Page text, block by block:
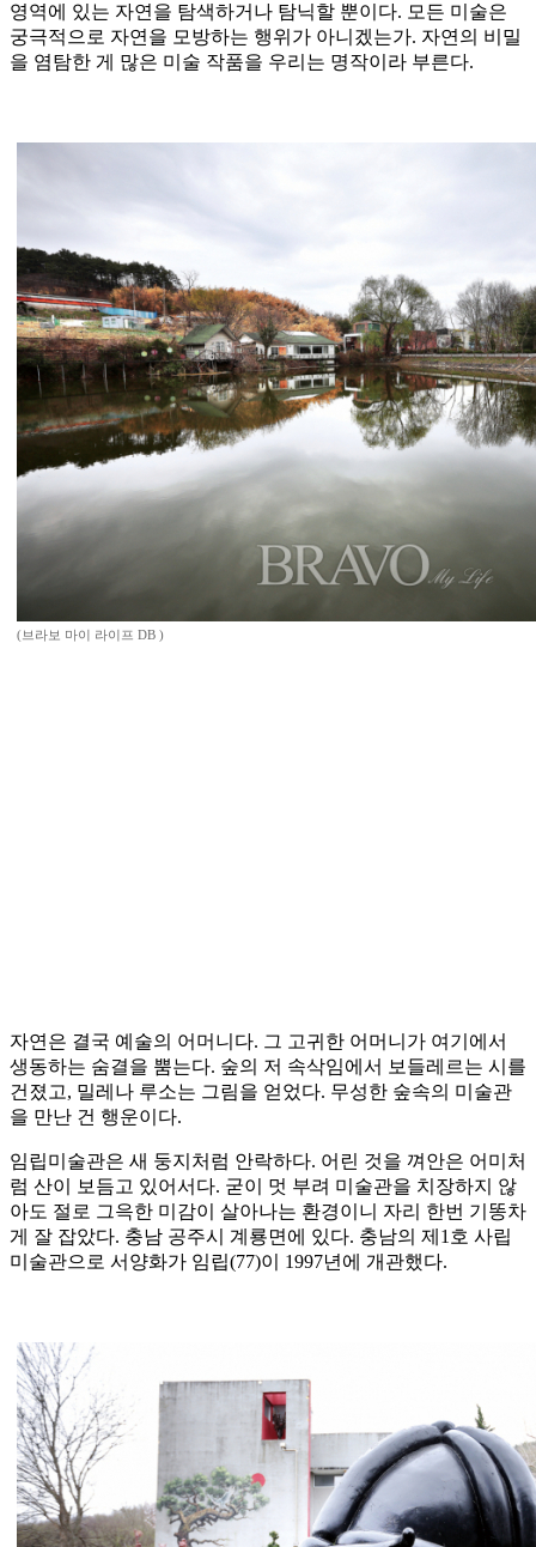
영역에 있는 자연을 탐색하거나 탐닉할 뿐이다. 모든 미술은
궁극적으로 자연을 모방하는 행위가 아니겠는가. 자연의 비밀
을 염탐한 게 많은 미술 작품을 우리는 명작이라 부른다.
(브라보 마이 라이프 DB )
자연은 결국 예술의 어머니다. 그 고귀한 어머니가 여기에서
생동하는 숨결을 뿜는다. 숲의 저 속삭임에서 보들레르는 시를
건졌고, 밀레나 루소는 그림을 얻었다. 무성한 숲속의 미술관
을 만난 건 행운이다.
임립미술관은 새 둥지처럼 안락하다. 어린 것을 껴안은 어미처
럼 산이 보듬고 있어서다. 굳이 멋 부려 미술관을 치장하지 않
아도 절로 그윽한 미감이 살아나는 환경이니 자리 한번 기똥차
게 잘 잡았다. 충남 공주시 계룡면에 있다. 충남의 제1호 사립
미술관으로 서양화가 임립(77)이 1997년에 개관했다.